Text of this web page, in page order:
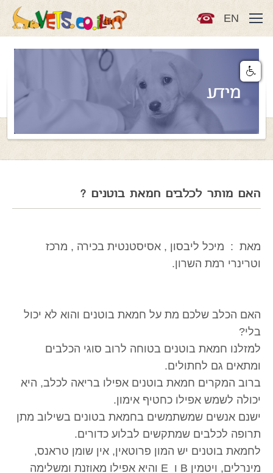
EN
מידע
האם מותר לכלבים חמאת בוטנים ?
מאת : מיכל ליבסון , אסיסטנטית בכירה , מרכז
וטרינרי רמת השרון.
האם הכלב שלכם מת על חמאת בוטנים והוא לא יכול
בלי?
למזלנו חמאת בוטנים בטוחה לרוב סוגי הכלבים
ומתאים גם לחתולים.
ברוב המקרים חמאת בוטנים אפילו בריאה לכלב, היא
יכולה לשמש אפילו כחטיף אימון.
ישנם אנשים שמשתמשים בחמאת בטונים בשילוב מתן
תרופה לכלבים שמתקשים לבלוע כדורים.
לחמאת בוטנים יש המון פרוטאין, אין שומן טראנס,
מינרלים, ויטמין B ו E והיא אפילו מאוזנת ומשלימה